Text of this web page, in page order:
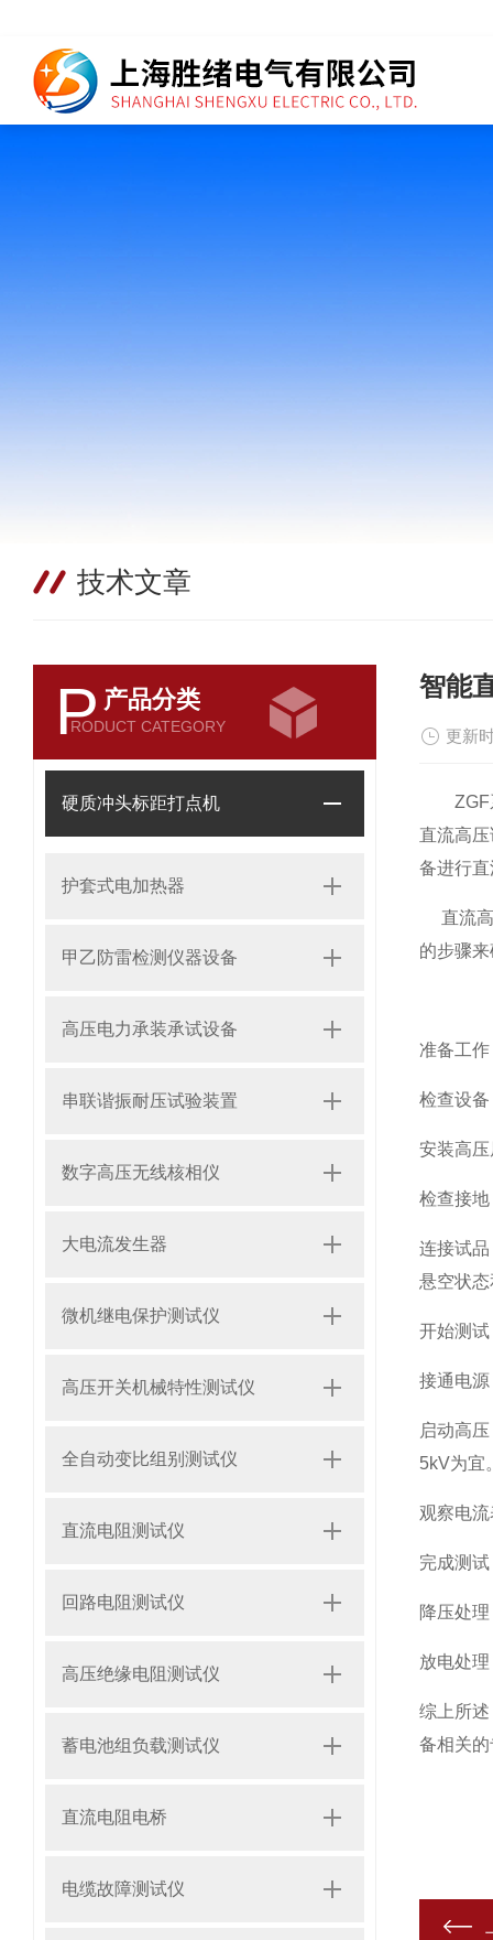
技术文章
P 产品分类
RODUCT CATEGORY
硬质冲头标距打点机
护套式电加热器
甲乙防雷检测仪器设备
高压电力承装承试设备
串联谐振耐压试验装置
数字高压无线核相仪
大电流发生器
微机继电保护测试仪
高压开关机械特性测试仪
全自动变比组别测试仪
直流电阻测试仪
回路电阻测试仪
高压绝缘电阻测试仪
蓄电池组负载测试仪
直流电阻电桥
电缆故障测试仪
智能
更新
ZGF系
直流高
备进行
直流高
的步骤
准备工作
检查设
安装高
检查接
连接试
悬空状
开始测试
接通电
启动高
5kV为宜
观察电
完成测试
降压处
放电处
综上所
备相关